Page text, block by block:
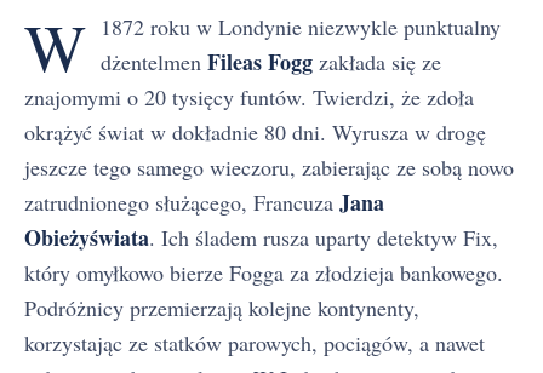
W 1872 roku w Londynie niezwykle punktualny
dżentelmen Fileas Fogg zakłada się ze
znajomymi o 20 tysięcy funtów. Twierdzi, że zdoła
okrążyć świat w dokładnie 80 dni. Wyrusza w drogę
jeszcze tego samego wieczoru, zabierając ze sobą nowo
zatrudnionego służącego, Francuza Jana
Obieżyświata. Ich śladem rusza uparty detektyw Fix,
który omyłkowo bierze Fogga za złodzieja bankowego.
Podróżnicy przemierzają kolejne kontynenty,
korzystając ze statków parowych, pociągów, a nawet